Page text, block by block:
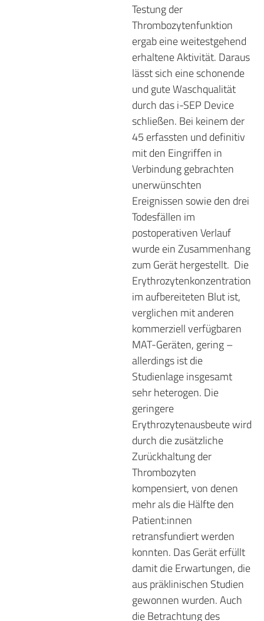
Testung der
Thrombozytenfunktion
ergab eine weitestgehend
erhaltene Aktivität. Daraus
lässt sich eine schonende
und gute Waschqualität
durch das i-SEP Device
schließen. Bei keinem der
45 erfassten und definitiv
mit den Eingriffen in
Verbindung gebrachten
unerwünschten
Ereignissen sowie den drei
Todesfällen im
postoperativen Verlauf
wurde ein Zusammenhang
zum Gerät hergestellt. Die
Erythrozytenkonzentration
im aufbereiteten Blut ist,
verglichen mit anderen
kommerziell verfügbaren
MAT-Geräten, gering –
allerdings ist die
Studienlage insgesamt
sehr heterogen. Die
geringere
Erythrozytenausbeute wird
durch die zusätzliche
Zurückhaltung der
Thrombozyten
kompensiert, von denen
mehr als die Hälfte den
Patient:innen
retransfundiert werden
konnten. Das Gerät erfüllt
damit die Erwartungen, die
aus präklinischen Studien
gewonnen wurden. Auch
die Betrachtung des